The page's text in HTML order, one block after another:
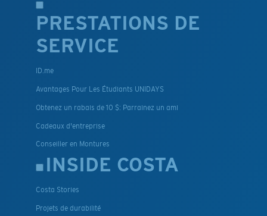
PRESTATIONS DE
SERVICE
ID.me
Avantages Pour Les Étudiants UNIDAYS
Obtenez un rabais de 10 $: Parrainez un ami
Cadeaux d'entreprise
Conseiller en Montures
INSIDE COSTA
Costa Stories
Projets de durabilité